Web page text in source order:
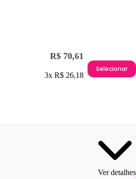
R$ 70,61
3x R$ 26,18
Selecionar
Ver detalhes